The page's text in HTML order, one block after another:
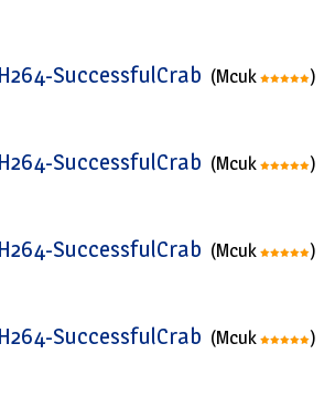
SuccessfulCrab (Mcuk )
SuccessfulCrab (Mcuk )
SuccessfulCrab (Mcuk )
SuccessfulCrab (Mcuk )